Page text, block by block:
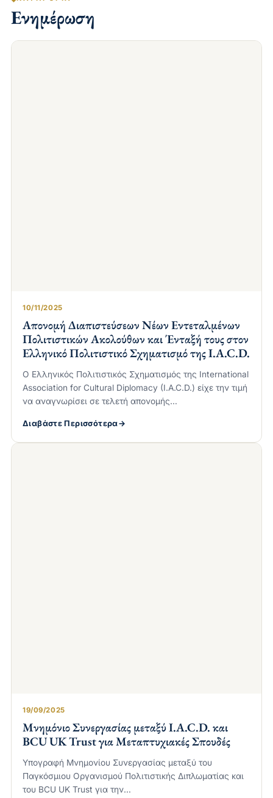
Ενημέρωση
10/11/2025
Απονομή Διαπιστεύσεων Νέων Εντεταλμένων
Πολιτιστικών Ακολούθων και Ένταξή τους στον
Ελληνικό Πολιτιστικό Σχηματισμό της I.A.C.D.
Ο Ελληνικός Πολιτιστικός Σχηματισμός της International
Association for Cultural Diplomacy (I.A.C.D.) είχε την τιμή
να αναγνωρίσει σε τελετή απονομής…
Διαβάστε Περισσότερα
19/09/2025
Μνημόνιο Συνεργασίας μεταξύ I.A.C.D. και
BCU UK Trust για Μεταπτυχιακές Σπουδές
Υπογραφή Μνημονίου Συνεργασίας μεταξύ του
Παγκόσμιου Οργανισμού Πολιτιστικής Διπλωματίας και
του BCU UK Trust για την…